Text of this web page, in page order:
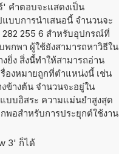
คำตอบจะแสดงเป็น
บบการนำเสนอนี้ จำนวนจะ
282 255 6 สำหรับอุปกรณ์ที่
กพา ผู้ใช้ยังสามารถหาวิธีใน
งยิ่ง สิ่งนี้ทำให้สามารถอ่าน
องหมายถูกที่ตำแหน่งนี้ เช่น
ข้างต้น จำนวนจะอยู่ใน
บบอิสระ ความแม่นยำสูงสุด
พอสำหรับการประยุกต์ใช้งาน
3' ก็ได้